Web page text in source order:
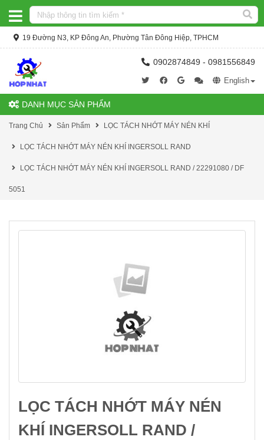
19 Đường N3, KP Đông An, Phường Tân Đông Hiệp, TPHCM
0902874849 - 0981556849
English
DANH MỤC SẢN PHẨM
Trang Chủ Sản Phẩm LỌC TÁCH NHỚT MÁY NÉN KHÍ
LỌC TÁCH NHỚT MÁY NÉN KHÍ INGERSOLL RAND
LỌC TÁCH NHỚT MÁY NÉN KHÍ INGERSOLL RAND / 22291080 / DF
5051
LỌC TÁCH NHỚT MÁY NÉN
KHÍ INGERSOLL RAND /